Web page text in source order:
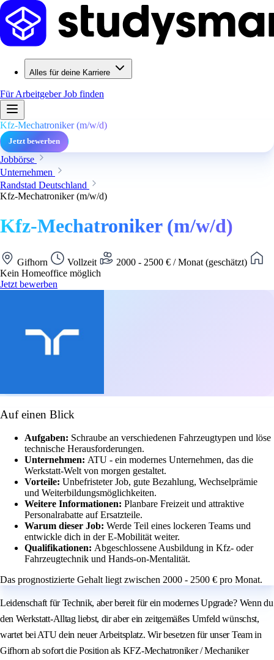
Alles für deine Karriere
Für ArbeitgeberJob finden
Kfz-Mechatroniker (m/w/d)
Jetzt bewerben
Jobbörse
Unternehmen
Randstad Deutschland
Kfz-Mechatroniker (m/w/d)
Kfz-Mechatroniker (m/w/d)
Gifhorn Vollzeit
2000 - 2500 € / Monat (geschätzt)
Kein Homeoffice möglich
Jetzt bewerben
Auf einen Blick
Aufgaben: Schraube an verschiedenen Fahrzeugtypen und löse
technische Herausforderungen.
Unternehmen: ATU - ein modernes Unternehmen, das die
Werkstatt-Welt von morgen gestaltet.
Vorteile: Unbefristeter Job, gute Bezahlung, Wechselprämie
und Weiterbildungsmöglichkeiten.
Weitere Informationen: Planbare Freizeit und attraktive
Personalrabatte auf Ersatzteile.
Warum dieser Job: Werde Teil eines lockeren Teams und
entwickle dich in der E-Mobilität weiter.
Qualifikationen: Abgeschlossene Ausbildung in Kfz- oder
Fahrzeugtechnik und Hands-on-Mentalität.
Das prognostizierte Gehalt liegt zwischen 2000 - 2500 € pro Monat.
Leidenschaft für Technik, aber bereit für ein modernes Upgrade? Wenn du
den Werkstatt-Alltag liebst, dir aber ein zeitgemäßes Umfeld wünschst,
wartet bei ATU dein neuer Arbeitsplatz. Wir besetzen für unser Team in
Gifhorn ab sofort die Position als KFZ-Mechatroniker / Mechaniker